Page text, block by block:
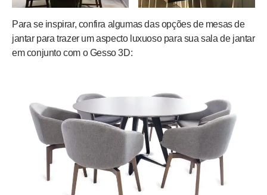
Para se inspirar, confira algumas das opções de mesas de
jantar para trazer um aspecto luxuoso para sua sala de jantar
em conjunto com o Gesso 3D: